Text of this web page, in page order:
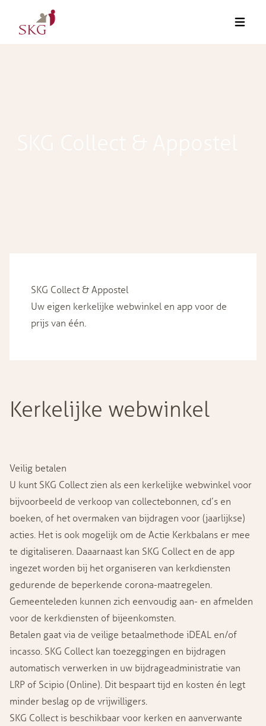
SKG Collect & Appostel
Uw eigen kerkelijke webwinkel en app voor de
prijs van één.
Kerkelijke webwinkel
Veilig betalen
U kunt SKG Collect zien als een kerkelijke webwinkel voor
bijvoorbeeld de verkoop van collectebonnen, cd’s en
boeken, of het overmaken van bijdragen voor (jaarlijkse)
acties. Het is ook mogelijk om de Actie Kerkbalans er mee
te digitaliseren. Daaarnaast kan SKG Collect en de app
ingezet worden bij het organiseren van kerkdiensten
gedurende de beperkende corona-maatregelen.
Gemeenteleden kunnen zich eenvoudig aan- en afmelden
voor de kerkdiensten of bijeenkomsten.
Betalen gaat via de veilige betaalmethode iDEAL en/of
incasso. SKG Collect kan toezeggingen en bijdragen
automatisch verwerken in uw bijdrageadministratie van
LRP of Scipio (Online). Dit bespaart tijd en kosten én legt
minder beslag op de vrijwilligers.
SKG Collect is beschikbaar voor kerken en aanverwante